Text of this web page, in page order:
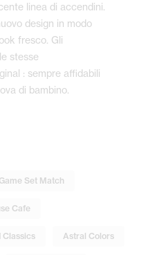
linea di accendini.
design in modo
fresco. Gli
stesse
: sempre affidabili
di bambino.
Game Set Match
Cafe
Classics Astral Colors